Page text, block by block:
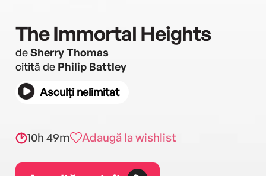
The Immortal Heights
deSherry Thomas
citită de Philip Battley
Asculți nelimitat
10h 49m Adaugă la wishlist